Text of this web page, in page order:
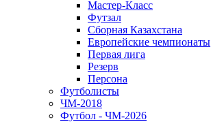
Мастер-Класс
Футзал
Сборная Казахстана
Европейские чемпионаты
Первая лига
Резерв
Персона
Футболисты
ЧМ-2018
Футбол - ЧМ-2026